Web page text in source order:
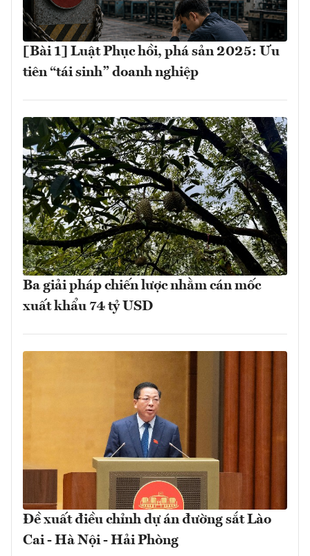
[Bài 1] Luật Phục hồi, phá sản 2025: Ưu
tiên “tái sinh” doanh nghiệp
Ba giải pháp chiến lược nhằm cán mốc
xuất khẩu 74 tỷ USD
Đề xuất điều chỉnh dự án đường sắt Lào
Cai - Hà Nội - Hải Phòng